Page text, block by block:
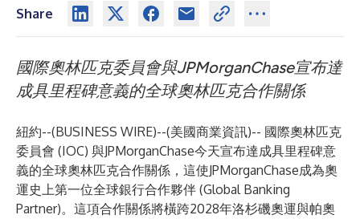
Share
國際奧林匹克委員會與JPMorganChase宣布達
成具里程碑意義的全球奧林匹克合作關係
紐約--(BUSINESS WIRE)--(美國商業資訊)-- 國際奧林匹克
委員會 (IOC) 與JPMorganChase今天宣布達成具里程碑意
義的全球奧林匹克合作關係，這使JPMorganChase成為奧
運史上第一位全球銀行合作夥伴 (Global Banking
Partner)。這項合作關係將橫跨2028年洛杉磯奧運與帕奧